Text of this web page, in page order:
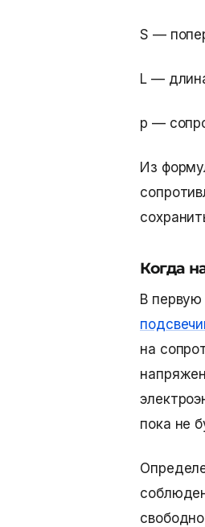
S —
L —
p —
Из
Когда
В
на
пока не